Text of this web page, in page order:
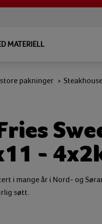
MATERIELL
pakninger >
-
i mange år i Nord- og
søtt.